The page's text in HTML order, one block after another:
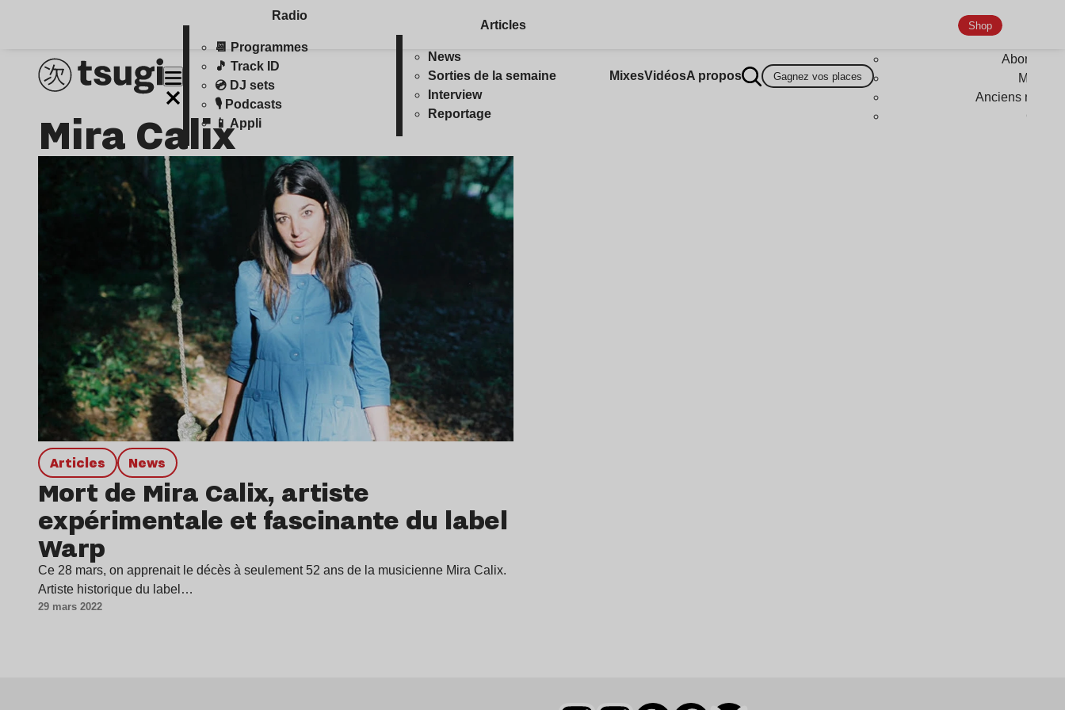
Radio
📆 Programmes
🎵 Track ID
💿 DJ sets
🎙️ Podcasts
📱 Appli
Articles
News
Sorties de la semaine
Interview
Reportage
MixesVidéosA propos Gagnez vos places
Shop
Anciens
Mira Calix
Articles news
Mort de Mira Calix, artiste
expérimentale et fascinante du label
Warp
Ce 28 mars, on apprenait le décès à seulement 52 ans de la musicienne Mira Calix.
Artiste historique du label…
29 mars 2022